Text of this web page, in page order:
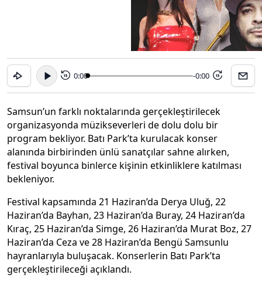
15 0:00 -0:00 15
Samsun’un farklı noktalarında gerçekleştirilecek
organizasyonda müzikseverleri de dolu dolu bir
program bekliyor. Batı Park’ta kurulacak konser
alanında birbirinden ünlü sanatçılar sahne alırken,
festival boyunca binlerce kişinin etkinliklere katılması
bekleniyor.
Festival kapsamında 21 Haziran’da Derya Uluğ, 22
Haziran’da Bayhan, 23 Haziran’da Buray, 24 Haziran’da
Kıraç, 25 Haziran’da Simge, 26 Haziran’da Murat Boz, 27
Haziran’da Ceza ve 28 Haziran’da Bengü Samsunlu
hayranlarıyla buluşacak. Konserlerin Batı Park’ta
gerçekleştirileceği açıklandı.